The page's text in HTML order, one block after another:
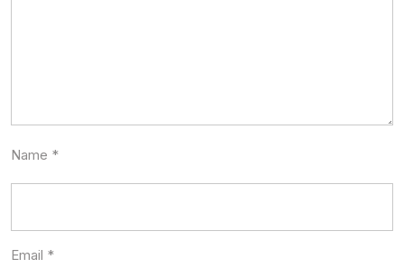
Name *
Email *